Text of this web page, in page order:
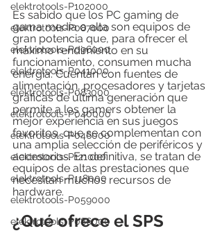
elektrotools-P102000
elektrotools-P087000
elektrotools-P096000
elektrotools-P041000
elektrotools-P083000
elektrotools-P040000
elektrotools-P046000
elektrotools-P121000
elektrotools-P118000
elektrotools-P059000
elektrotools-P086000
Es sabido que los PC gaming de
gama media o alta son equipos de
gran potencia que, para ofrecer el
máximo rendimiento en su
funcionamiento, consumen mucha
energía. Cuentan con fuentes de
alimentación, procesadores y tarjetas
gráficas de última generación que
permite a los gamers obtener la
mejor experiencia en sus juegos
favoritos, que se complementan con
una amplia selección de periféricos y
accesorios. En definitiva, se tratan de
equipos de altas prestaciones que
necesitan muchos recursos de
hardware.
¿Qué ofrece el SPS